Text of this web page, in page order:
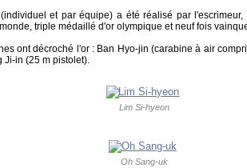
et par équipe) a été réalisé par
triple médaillé d'or olympique et neuf fois
ont décroché l'or : Ban Hyo-jin (carabine à air
Ji-in (25 m pistolet).
Lim Si-hyeon
Oh Sang-uk